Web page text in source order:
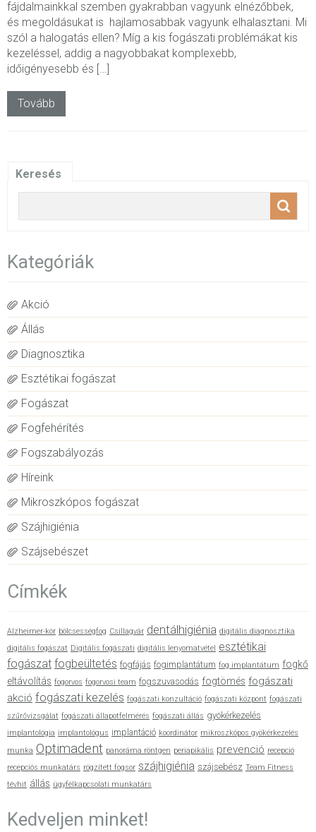
fájdalmainkkal szemben gyakrabban vagyunk elnézőbbek,
és megoldásukat is hajlamosabbak vagyunk elhalasztani. Mi
szól a halogatás ellen? Míg a kis fogászati problémákat kis
kezeléssel, addig a nagyobbakat komplexebb,
időigényesebb és […]
Tovább
Keresés
Kategóriák
Akció
Állás
Diagnosztika
Esztétikai fogászat
Fogászat
Fogfehérítés
Fogszabályozás
Híreink
Mikroszkópos fogászat
Szájhigiénia
Szájsebészet
Címkék
Alzheimer-kór bölcsességfog Csillagvár dentálhigiénia digitális diagnosztika
digitális fogászat Digitális fogászati digitális lenyomatvétel
esztétikai
fogászat fogbeültetés fogfájás fogimplantátum fog implantátum fogkő
eltávolítás fogorvos fogorvosi team fogszuvasodás fogtömés fogászati
akció fogászati kezelés fogászati konzultáció fogászati központ fogászati
szűrővizsgálat fogászati állapotfelmérés fogászati állás gyökérkezelés
implantológia implantológus implantáció koordinátor mikroszkópos gyökérkezelés
munka Optimadent panoráma röntgen periapikális prevenció recepció
recepciós munkatárs rögzített fogsor szájhigiénia szájsebész Team Fitness
tévhit állás ügyfélkapcsolati munkatárs
Kedveljen minket!